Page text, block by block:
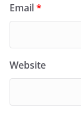
Email*
Website